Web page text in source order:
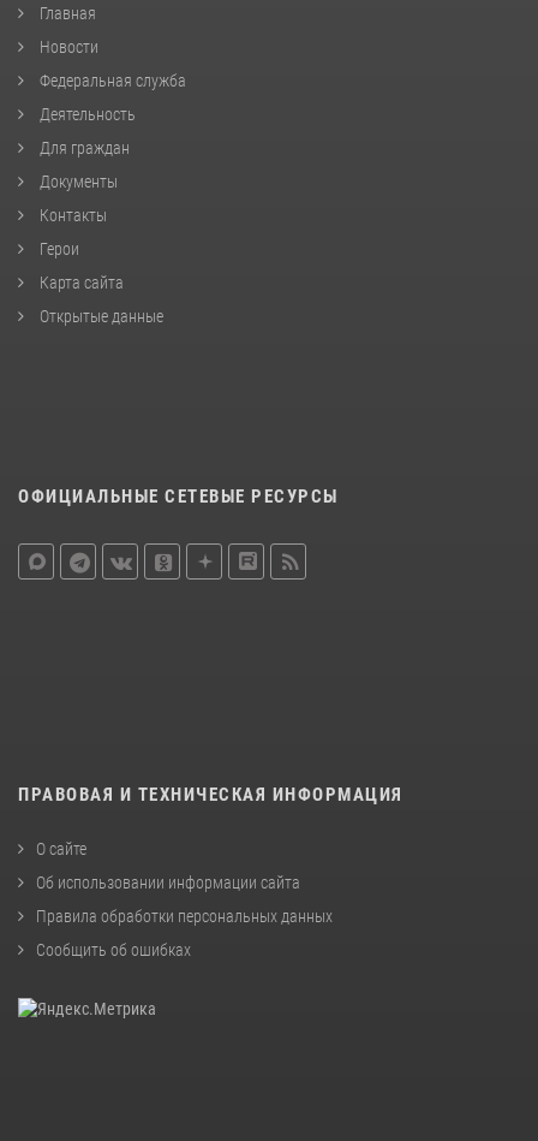
Главная
Новости
Федеральная служба
Деятельность
Для граждан
Документы
Контакты
Герои
Карта сайта
Открытые данные
ОФИЦИАЛЬНЫЕ СЕТЕВЫЕ РЕСУРСЫ
ПРАВОВАЯ И ТЕХНИЧЕСКАЯ ИНФОРМАЦИЯ
О сайте
Об использовании информации сайта
Правила обработки персональных данных
Сообщить об ошибках